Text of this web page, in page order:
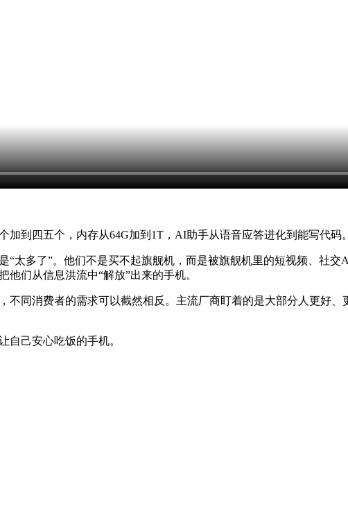
到四五个，内存从64G加到1T，AI助手从语音应答进化到能写代码
太多了”。他们不是买不起旗舰机，而是被旗舰机里的短视频、社
们从信息洪流中“解放”出来的手机。
不同消费者的需求可以截然相反。主流厂商盯着的是大部分人更好
自己安心吃饭的手机。